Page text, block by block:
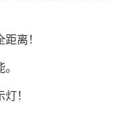
离！
！